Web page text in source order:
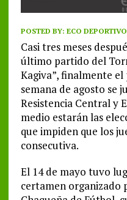
POSTED BY: ECO DEPORTIVO
Casi tres meses
último partido del
Kagiva”, finalmente
semana de agosto se
Resistencia Central y
medio estarán las
que impiden que los
consecutiva.
El 14 de mayo tuvo
certamen organizado